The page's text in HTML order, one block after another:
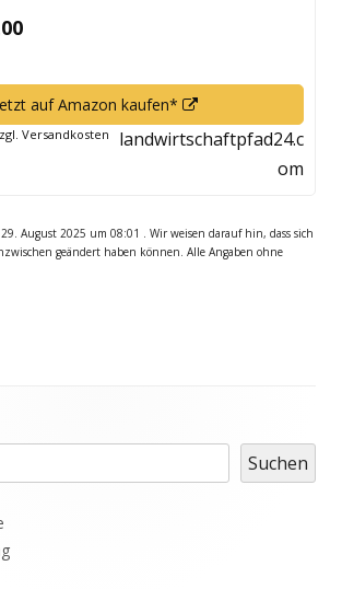
auf Amazon kaufen*
neuem
Fenster
Versandkosten
landwirtschaftpfad24.c
om
August 2025 um 08:01 . Wir weisen darauf hin, dass sich
geändert haben können. Alle Angaben ohne
Suchen